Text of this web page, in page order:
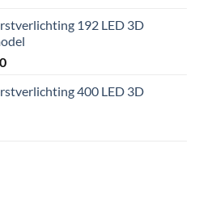
192 LED 3D
Huidige
is:
400 LED 3D